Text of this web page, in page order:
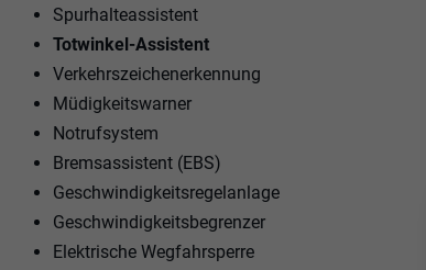
Spurhalteassistent
Totwinkel-Assistent
Verkehrszeichenerkennung
Müdigkeitswarner
Notrufsystem
Bremsassistent (EBS)
Geschwindigkeitsregelanlage
Geschwindigkeitsbegrenzer
Elektrische Wegfahrsperre